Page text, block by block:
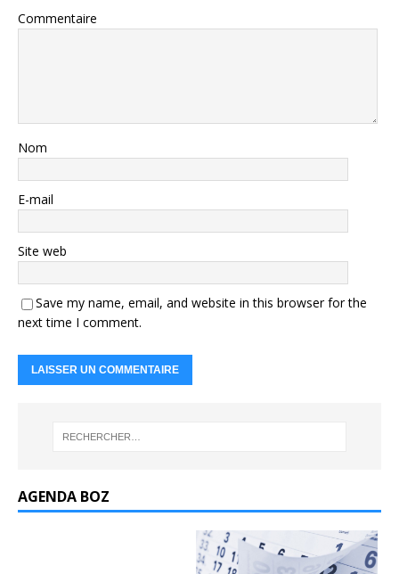
Commentaire
Nom
E-mail
Site web
Save my name, email, and website in this browser for the
next time I comment.
AGENDA BOZ